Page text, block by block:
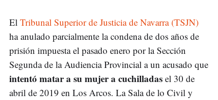
El Tribunal Superior de Justicia de Navarra (TSJN)
ha anulado parcialmente la condena de dos años de
prisión impuesta el pasado enero por la Sección
Segunda de la Audiencia Provincial a un acusado que
intentó matar a su mujer a cuchilladas el 30 de
abril de 2019 en Los Arcos. La Sala de lo Civil y